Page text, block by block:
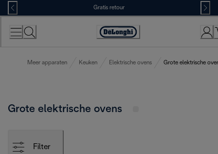
Skip
to
Content
Gratis retour
Accessibility
Meer apparaten Keuken Elektrische ovens Grote elektrische
Grote elektrische ovens
Filter